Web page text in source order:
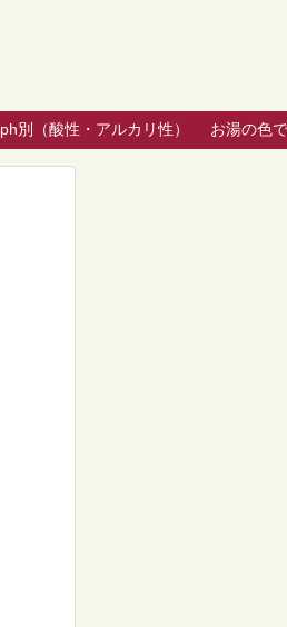
ph別（酸性・アルカリ性） お湯の色